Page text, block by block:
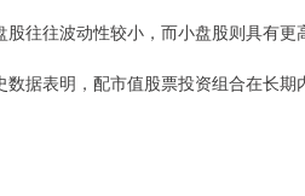
股往往波动性较小，而小盘股则具有
数据表明，配市值股票投资组合在长